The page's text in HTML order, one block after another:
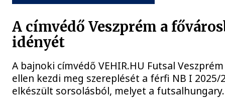
A címvédő Veszprém a
idényét
A bajnoki címvédő VEHIR.HU Futsal
ellen kezdi meg szereplését a férfi NB I
elkészült sorsolásból, melyet a